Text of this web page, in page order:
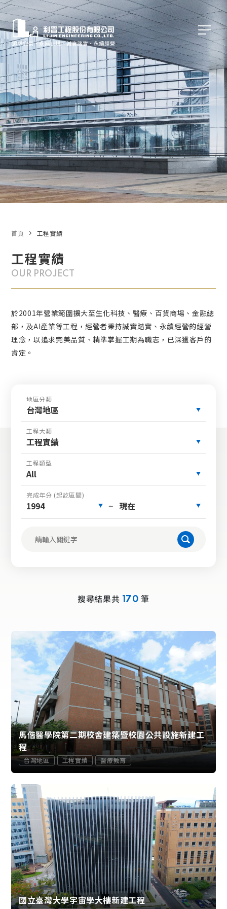
工程實績
OUR PROJECT
於2001年營業範圍擴大至生化科技、醫療、百貨商場、金融總
部，及AI產業等工程，經營者秉持誠實踏實、永續經營的經營
理念，以追求完美品質、精準掌握工期為職志，已深獲客戶的
肯定。
首頁 工程實績
地區分類
台灣地區
工程大類
工程實績
工程類型
All
完成年分 (起訖區間)
1994 ~ 現在
搜尋結果共 170 筆
馬偕醫學院第二期校舍建築暨校園公共設施新建工
程
台灣地區 工程實績 醫療教育
國立臺灣大學宇宙學大樓新建工程